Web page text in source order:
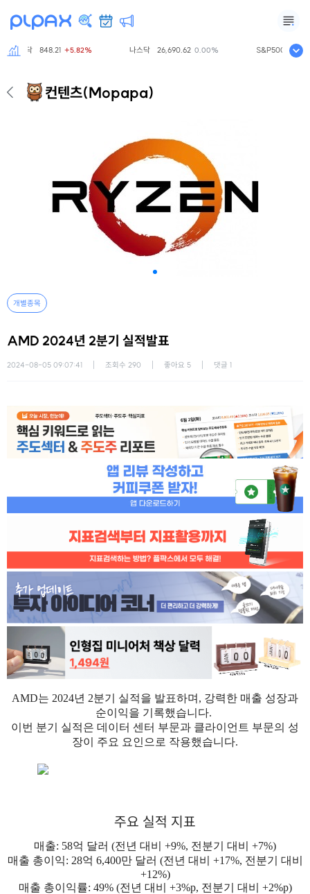
코스닥 848.21 +5.82% 나스닥 26,690.62 0.00% S&P500
컨텐츠(Mopapa)
개별종목
AMD 2024년 2분기 실적발표
2024-08-05 09:07:41 조회수 290 좋아요 5 댓글 1
AMD는 2024년 2분기 실적을 발표하며, 강력한 매출 성장과
순이익을 기록했습니다.
이번 분기 실적은 데이터 센터 부문과 클라이언트 부문의 성
장이 주요 요인으로 작용했습니다.
주요 실적 지표
매출: 58억 달러 (전년 대비 +9%, 전분기 대비 +7%)
매출 총이익: 28억 6,400만 달러 (전년 대비 +17%, 전분기 대비
+12%)
매출 총이익률: 49% (전년 대비 +3%p, 전분기 대비 +2%p)